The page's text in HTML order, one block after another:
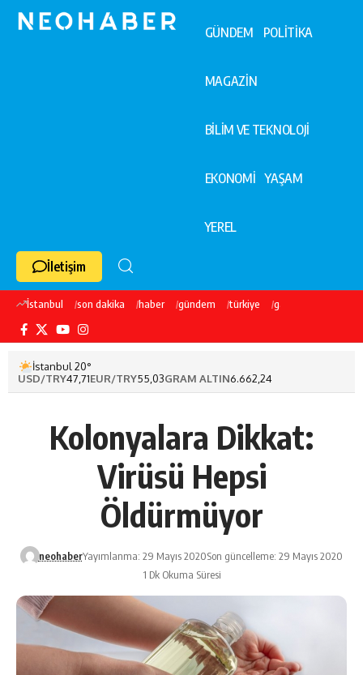
GÜNDEM POLİTİKA
MAGAZİN
BİLİM VE TEKNOLOJİ
EKONOMİ YAŞAM
YEREL
İletişim
İstanbul son dakika haber gündem türkiye galatasaray
İstanbul 20°
USD/TRY47,71EUR/TRY55,03GRAM ALTIN6.662,24
Kolonyalara Dikkat:
Virüsü Hepsi
Öldürmüyor
neohaberYayımlanma: 29 Mayıs 2020Son güncelleme: 29 Mayıs 2020
1 Dk Okuma Süresi